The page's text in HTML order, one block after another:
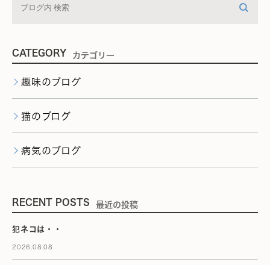
CATEGORY カテゴリー
趣味のブログ
猫のブログ
病気のブログ
RECENT POSTS 最近の投稿
犯ネコは・・
2026.08.08